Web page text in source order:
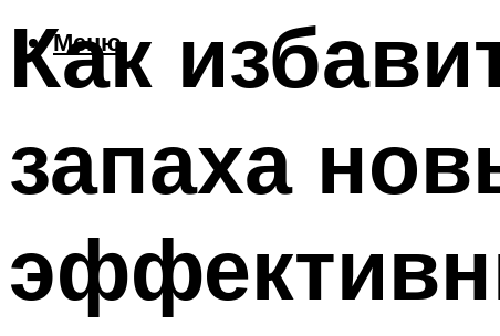
Меню
Как
запаха